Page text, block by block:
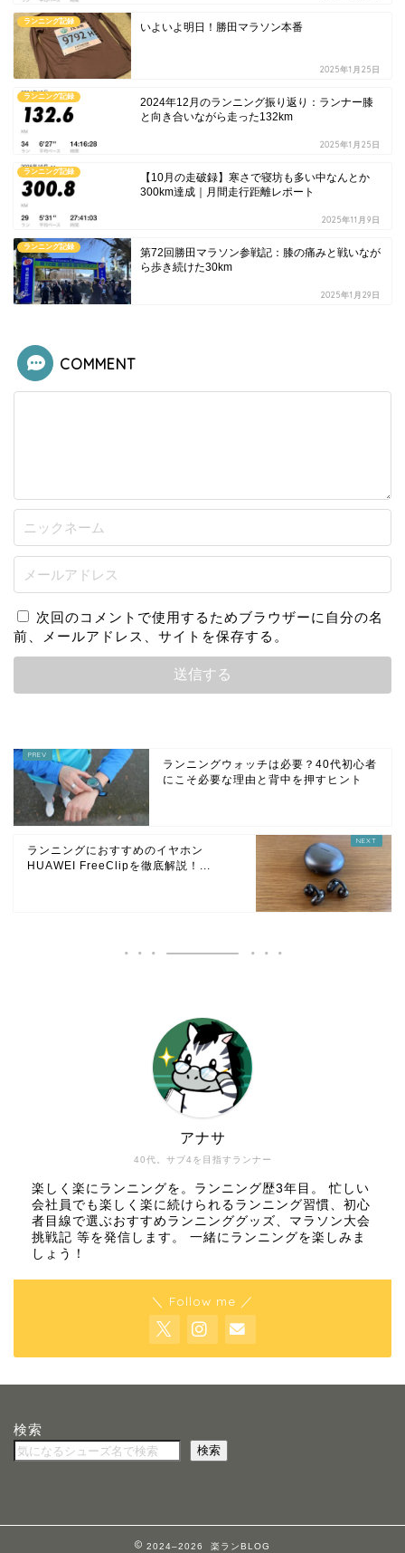
ランニング記録 いよいよ明日！勝田マラソン本番
2025年1月25日
ランニング記録
2024年12月のランニング振り返り：ランナー膝
と向き合いながら走った132km
2025年1月25日
ランニング記録
【10月の走破録】寒さで寝坊も多い中なんとか
300km達成｜月間走行距離レポート
2025年11月9日
ランニング記録
第72回勝田マラソン参戦記：膝の痛みと戦いなが
ら歩き続けた30km
2025年1月29日
COMMENT
次回のコメントで使用するためブラウザーに自分の名
前、メールアドレス、サイトを保存する。
ランニングウォッチは必要？40代初心者
にこそ必要な理由と背中を押すヒント
ランニングにおすすめのイヤホン
HUAWEI FreeClipを徹底解説！...
40代。サブ4を目指すランナー
アナサ
楽しく楽にランニングを。ランニング歴3年目。 忙しい
会社員でも楽しく楽に続けられるランニング習慣、初心
者目線で選ぶおすすめランニンググッズ、マラソン大会
挑戦記 等を発信します。 一緒にランニングを楽しみま
しょう！
＼ Follow me ／
検索
検索
2024–2026 楽ランBLOG
プライバシーポリシー